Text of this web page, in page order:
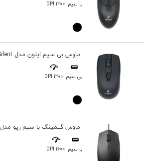
با سیم 1200 DPI
ماوس بی سیم ایلون مدل ELEVEN WM908 Silent
بی سیم 1200 DPI
ماوس گیمینگ با سیم رپو مدل Rapoo V11S
با سیم 1600 DPI